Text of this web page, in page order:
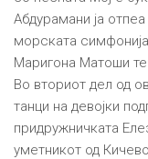
Абдурамани ја
морската
Маригона Матоши
Во вториот дел од
танци на девојки
придружничката
уметникот од